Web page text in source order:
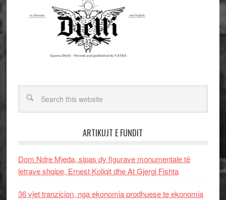
ARTIKUJT E FUNDIT
Dom Ndre Mjeda, sipas dy figurave monumentale të
letrave shqipe, Ernest Koliqit dhe At Gjergj Fishta
36 vjet tranzicion, nga ekonomia prodhuese te ekonomia